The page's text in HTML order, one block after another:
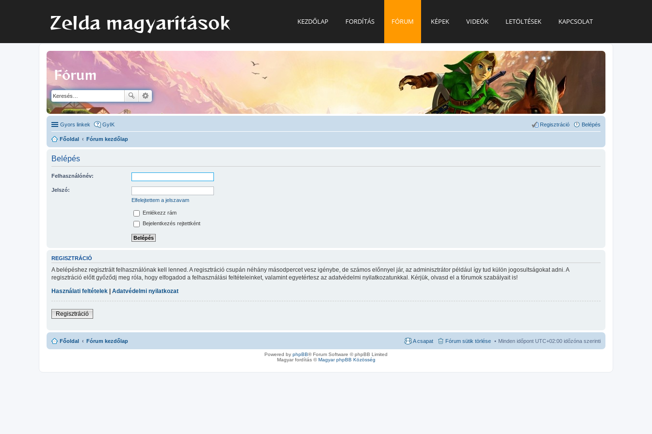
Zelda magyarítások KEZDŐLAP FORDÍTÁS FÓRUM KÉPEK VIDEÓK LETÖLTÉSEK KAPCSOLAT
Fórum
Gyors linkek GyIK Belépés
Regisztráció
Főoldal Fórum kezdőlap
Belépés
Felhasználónév:
Jelszó:
Elfelejtettem a jelszavam
Emlékezz rám
Bejelentkezés rejtettként
REGISZTRÁCIÓ
A belépéshez regisztrált felhasználónak kell lenned. A regisztráció csupán néhány másodpercet vesz igénybe, de számos előnnyel jár, az adminisztrátor például így tud külön jogosultságokat adni. A
regisztráció előtt győződj meg róla, hogy elfogadod a felhasználási feltételeinket, valamint egyetértesz az adatvédelmi nyilatkozatunkkal. Kérjük, olvasd el a fórumok szabályait is!
Használati feltételek | Adatvédelmi nyilatkozat
Regisztráció
Főoldal Fórum kezdőlap Minden időpont UTC+02:00 időzóna szerinti
Fórum sütik törlése
A csapat
Powered by phpBB® Forum Software © phpBB Limited
Magyar fordítás ©Magyar phpBB Közösség